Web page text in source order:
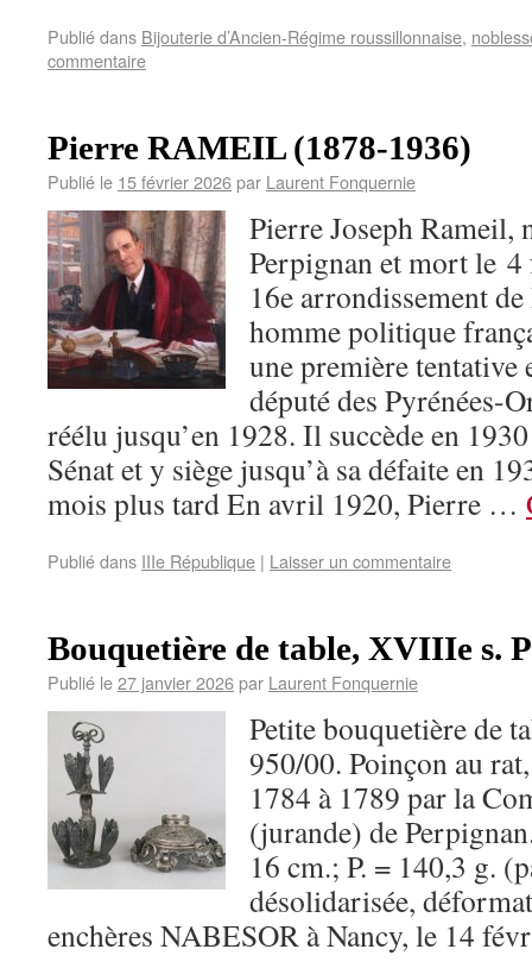
Publié dans Bijouterie d’Ancien-Régime roussillonnaise,
commentaire
Pierre RAMEIL (1878-1936)
Publié le 15 février 2026par Laurent Fonquernie
Pierre Joseph
Perpignan et mort le
16e arrondissement
homme politique
une première tentative
député des Pyrénées-
réélu jusqu’en 1928. Il succède en
Sénat et y siège jusqu’à sa défaite en
mois plus tard En avril 1920, Pierre …
Publié dans IIIe République | Laisser un commentaire
Bouquetière de table, XVIIIe s.
Publié le27 janvier 2026par Laurent Fonquernie
Petite bouquetière de
950/00. Poinçon au
1784 à 1789 par la
(jurande) de
16 cm.; P. = 140,3 g.
désolidarisée,
enchères NABESOR à Nancy, le 14